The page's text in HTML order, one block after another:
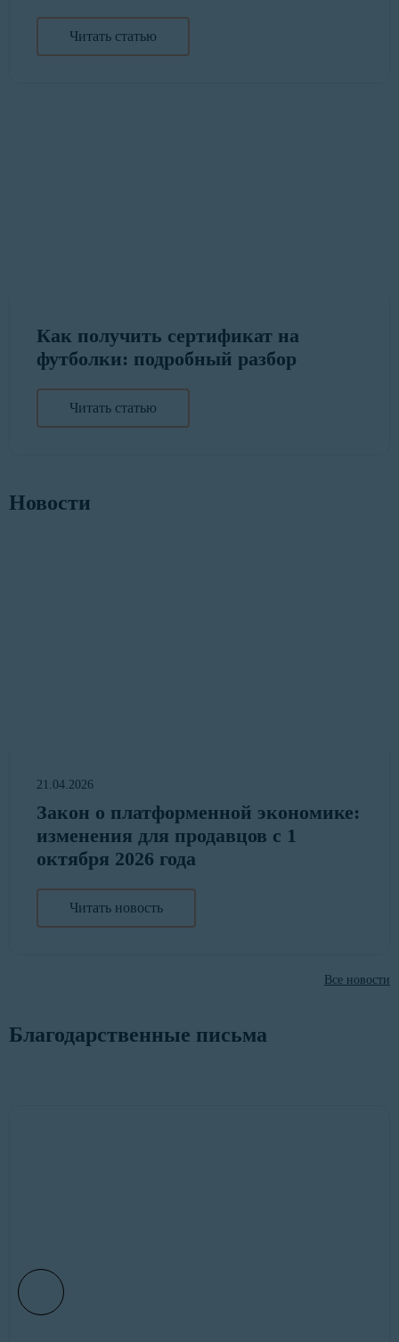
Читать статью
Как получить сертификат на
футболки: подробный разбор
Читать статью
Новости
21.04.2026
Закон о платформенной экономике:
изменения для продавцов с 1
октября 2026 года
Читать новость
Все новости
Благодарственные письма